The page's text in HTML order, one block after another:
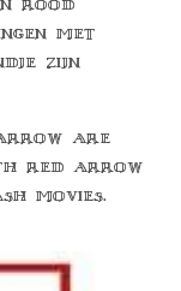
rood
met
zijn
are
red arrow
movies.